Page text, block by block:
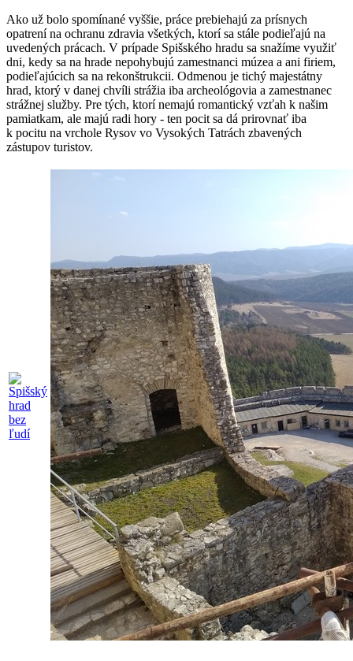
Ako už bolo spomínané vyššie, práce prebiehajú za prísnych
opatrení na ochranu zdravia všetkých, ktorí sa stále podieľajú na
uvedených prácach. V prípade Spišského hradu sa snažíme využiť
dni, kedy sa na hrade nepohybujú zamestnanci múzea a ani firiem,
podieľajúcich sa na rekonštrukcii. Odmenou je tichý majestátny
hrad, ktorý v danej chvíli strážia iba archeológovia a zamestnanec
strážnej služby. Pre tých, ktorí nemajú romantický vzťah k našim
pamiatkam, ale majú radi hory - ten pocit sa dá prirovnať iba
k pocitu na vrchole Rysov vo Vysokých Tatrách zbavených
zástupov turistov.